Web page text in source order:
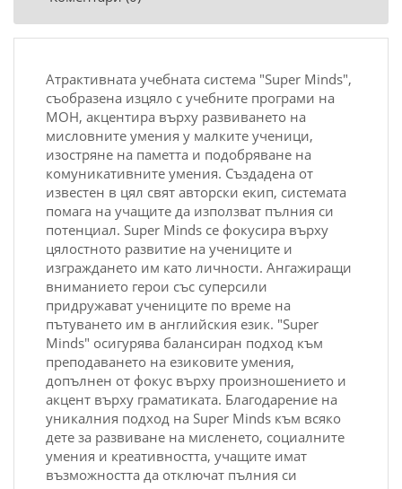
Атрактивната учебната система "Super Minds",
съобразена изцяло с учебните програми на
МОН, акцентира върху развиването на
мисловните умения у малките ученици,
изостряне на паметта и подобряване на
комуникативните умения. Създадена от
известен в цял свят авторски екип, системата
помага на учащите да използват пълния си
потенциал. Super Minds се фокусира върху
цялостното развитие на учениците и
изграждането им като личности. Ангажиращи
вниманието герои със суперсили
придружават учениците по време на
пътуването им в английския език. "Super
Minds" осигурява балансиран подход към
преподаването на езиковите умения,
допълнен от фокус върху произношението и
акцент върху граматиката. Благодарение на
уникалния подход на Super Minds към всяко
дете за развиване на мисленето, социалните
умения и креативността, учащите имат
възможността да отключат пълния си